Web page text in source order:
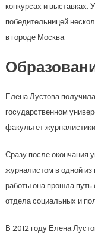
конкурсах и выставках.
победительницей
в городе Москва.
Елена Лустова
государственном
факультет
Сразу после окончания
журналистом в одной
работы она прошла
отдела социальных и
В 2012 году Елена